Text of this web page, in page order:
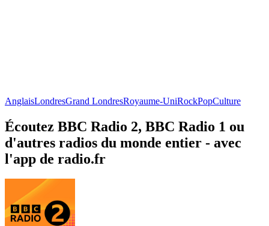
AnglaisLondresGrand LondresRoyaume-UniRockPopCulture
Écoutez BBC Radio 2, BBC Radio 1 ou
d'autres radios du monde entier - avec
l'app de radio.fr